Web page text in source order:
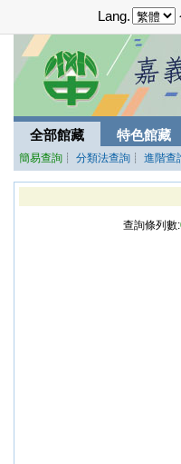
Lang.
全部館藏 特色館藏
簡易查詢 ┊ 分類法查詢 ┊ 進階查
查詢條列數: